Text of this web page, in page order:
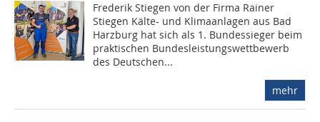
Frederik Stiegen von der Firma Rainer
Stiegen Kälte- und Klimaanlagen aus Bad
Harzburg hat sich als 1. Bundessieger beim
praktischen Bundesleistungswettbewerb
des Deutschen...
mehr